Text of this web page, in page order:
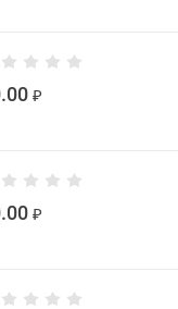
₽
₽